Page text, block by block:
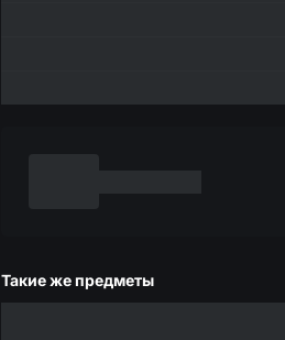
Такие же предметы